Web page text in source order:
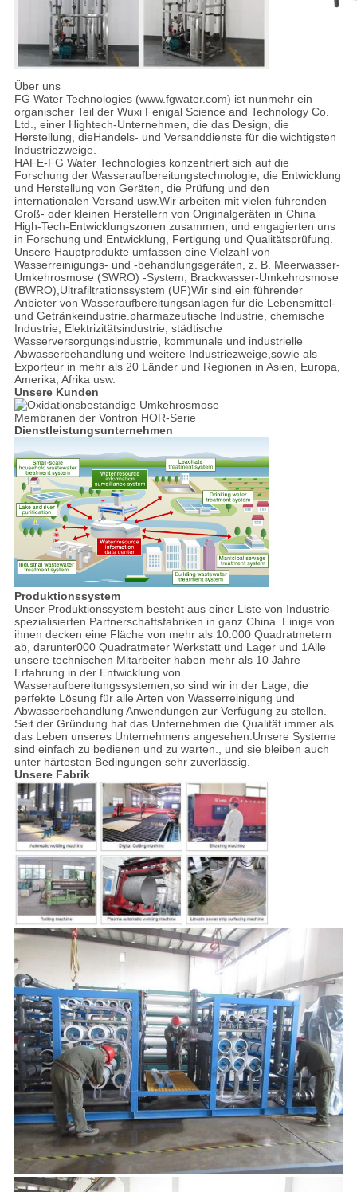
Über uns
FG Water Technologies (www.fgwater.com) ist nunmehr ein
organischer Teil der Wuxi Fenigal Science and Technology Co.
Ltd., einer Hightech-Unternehmen, die das Design, die
Herstellung, dieHandels- und Versanddienste für die wichtigsten
Industriezweige.
HAFE-FG Water Technologies konzentriert sich auf die
Forschung der Wasseraufbereitungstechnologie, die Entwicklung
und Herstellung von Geräten, die Prüfung und den
internationalen Versand usw.Wir arbeiten mit vielen führenden
Groß- oder kleinen Herstellern von Originalgeräten in China
High-Tech-Entwicklungszonen zusammen, und engagierten uns
in Forschung und Entwicklung, Fertigung und Qualitätsprüfung.
Unsere Hauptprodukte umfassen eine Vielzahl von
Wasserreinigungs- und -behandlungsgeräten, z. B. Meerwasser-
Umkehrosmose (SWRO) -System, Brackwasser-Umkehrosmose
(BWRO),Ultrafiltrationssystem (UF)Wir sind ein führender
Anbieter von Wasseraufbereitungsanlagen für die Lebensmittel-
und Getränkeindustrie.pharmazeutische Industrie, chemische
Industrie, Elektrizitätsindustrie, städtische
Wasserversorgungsindustrie, kommunale und industrielle
Abwasserbehandlung und weitere Industriezweige,sowie als
Exporteur in mehr als 20 Länder und Regionen in Asien, Europa,
Amerika, Afrika usw.
Unsere Kunden
Dienstleistungsunternehmen
Produktionssystem
Unser Produktionssystem besteht aus einer Liste von Industrie-
spezialisierten Partnerschaftsfabriken in ganz China. Einige von
ihnen decken eine Fläche von mehr als 10.000 Quadratmetern
ab, darunter000 Quadratmeter Werkstatt und Lager und 1Alle
unsere technischen Mitarbeiter haben mehr als 10 Jahre
Erfahrung in der Entwicklung von
Wasseraufbereitungssystemen,so sind wir in der Lage, die
perfekte Lösung für alle Arten von Wasserreinigung und
Abwasserbehandlung Anwendungen zur Verfügung zu stellen.
Seit der Gründung hat das Unternehmen die Qualität immer als
das Leben unseres Unternehmens angesehen.Unsere Systeme
sind einfach zu bedienen und zu warten., und sie bleiben auch
unter härtesten Bedingungen sehr zuverlässig.
Unsere Fabrik